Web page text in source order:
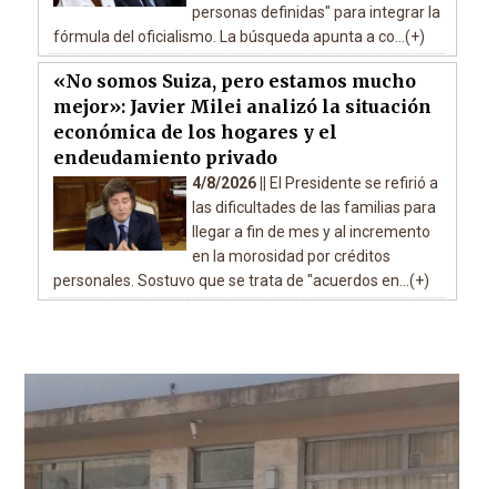
personas definidas" para integrar la
fórmula del oficialismo. La búsqueda apunta a co...(+)
«No somos Suiza, pero estamos mucho
mejor»: Javier Milei analizó la situación
económica de los hogares y el
endeudamiento privado
4/8/2026 ||
El Presidente se refirió a
las dificultades de las familias para
llegar a fin de mes y al incremento
en la morosidad por créditos
personales. Sostuvo que se trata de "acuerdos en...(+)